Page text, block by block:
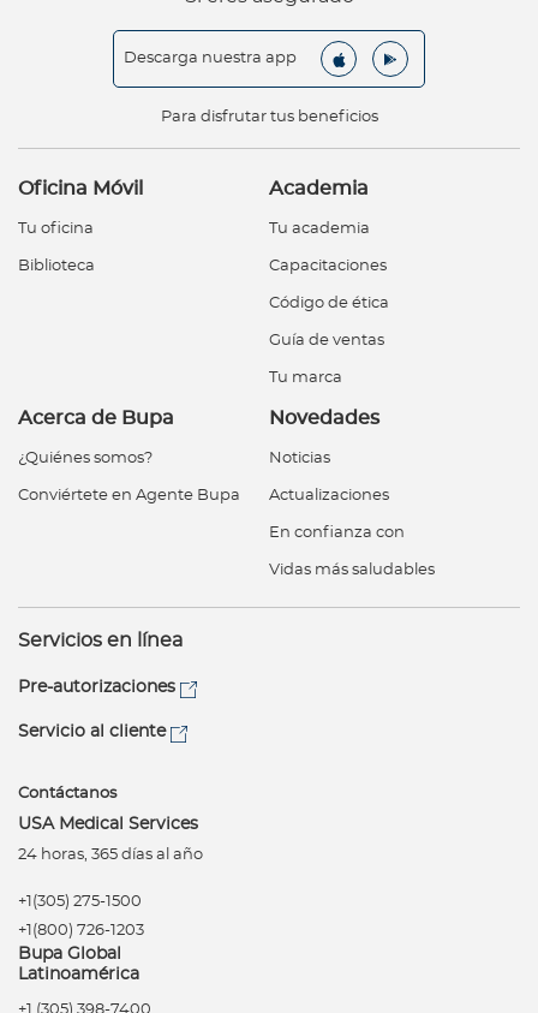
Descarga nuestra app
Para disfrutar tus beneficios
Oficina Móvil
Tu oficina
Biblioteca
Academia
Tu academia
Capacitaciones
Código de ética
Guía de ventas
Tu marca
Acerca de Bupa
¿Quiénes somos?
Conviértete en Agente Bupa
Novedades
Noticias
Actualizaciones
En confianza con
Vidas más saludables
Servicios en línea
Pre-autorizaciones
Servicio al cliente
Contáctanos
USA Medical Services
24 horas, 365 días al año
+1(305) 275-1500
+1(800) 726-1203
Bupa Global
Latinoamérica
+1 (305) 398-7400